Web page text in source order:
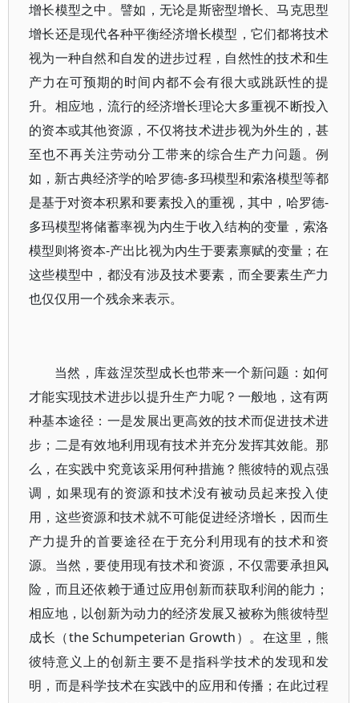
增长模型之中。譬如，无论是斯密型增长、马克思型
增长还是现代各种平衡经济增长模型，它们都将技术
视为一种自然和自发的进步过程，自然性的技术和生
产力在可预期的时间内都不会有很大或跳跃性的提
升。相应地，流行的经济增长理论大多重视不断投入
的资本或其他资源，不仅将技术进步视为外生的，甚
至也不再关注劳动分工带来的综合生产力问题。例
如，新古典经济学的哈罗德-多玛模型和索洛模型等都
是基于对资本积累和要素投入的重视，其中，哈罗德-
多玛模型将储蓄率视为内生于收入结构的变量，索洛
模型则将资本-产出比视为内生于要素禀赋的变量；在
这些模型中，都没有涉及技术要素，而全要素生产力
也仅仅用一个残余来表示。
当然，库兹涅茨型成长也带来一个新问题：如何
才能实现技术进步以提升生产力呢？一般地，这有两
种基本途径：一是发展出更高效的技术而促进技术进
步；二是有效地利用现有技术并充分发挥其效能。那
么，在实践中究竟该采用何种措施？熊彼特的观点强
调，如果现有的资源和技术没有被动员起来投入使
用，这些资源和技术就不可能促进经济增长，因而生
产力提升的首要途径在于充分利用现有的技术和资
源。当然，要使用现有技术和资源，不仅需要承担风
险，而且还依赖于通过应用创新而获取利润的能力；
相应地，以创新为动力的经济发展又被称为熊彼特型
成长（the Schumpeterian Growth）。在这里，熊
彼特意义上的创新主要不是指科学技术的发现和发
明，而是科学技术在实践中的应用和传播；在此过程